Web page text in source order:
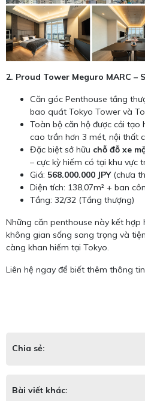
2. Proud Tower Meguro MARC –
Căn góc Penthouse tầng
bao quát Tokyo Tower và
Toàn bộ căn hộ được cải
cao trần hơn 3 mét, nội thất
Đặc biệt sở hữu chỗ đỗ xe
– cực kỳ hiếm có tại khu vực
Giá: 568.000.000 JPY(chưa
Diện tích: 138,07m² + ban
Tầng: 32/32 (Tầng thượng)
Những căn penthouse này kết hợp
không gian sống sang trọng và
càng khan hiếm tại Tokyo.
Liên hệ ngay để biết thêm thông
Chia sẻ:
Bài viết khác: